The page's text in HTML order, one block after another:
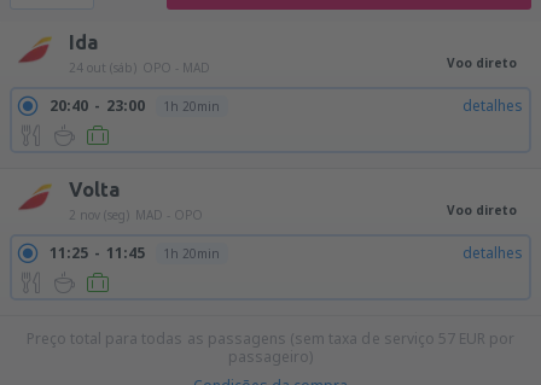
Ida
24 out (sáb) OPO - MAD Voo direto
20:40 23:00 1h 20min detalhes
Volta
2 nov (seg) MAD - OPO Voo direto
11:25 11:45 1h 20min detalhes
Preço total para todas as passagens (sem taxa de serviço 57 EUR por
passageiro)